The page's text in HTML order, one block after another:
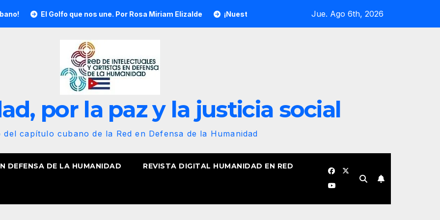
Golfo que nos une. Por Rosa Miriam Elizalde ¡Nuestra bandera revolucionaria no se plegará jamás! Por Bruno
Jue. Ago 6th, 2026
por la paz y la justicia social
del capítulo cubano de la Red en Defensa de la Humanidad
DEFENSA DE LA HUMANIDAD REVISTA DIGITAL HUMANIDAD EN RED